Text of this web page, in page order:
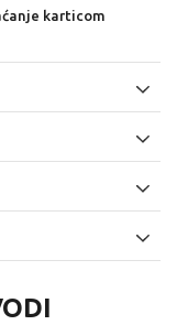
karticom